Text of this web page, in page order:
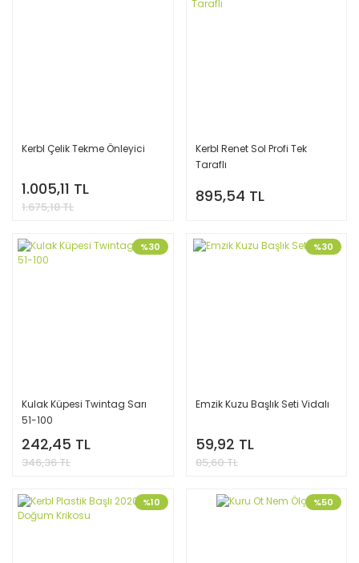
Kerbl Çelik Tekme Önleyici
1.005,11 TL
1.675,18 TL
Kerbl Renet Sol Profi Tek
Taraflı
895,54 TL
%30
Kulak Küpesi Twintag Sarı
51-100
242,45 TL
346,36 TL
%30
Emzik Kuzu Başlık Seti Vidalı
59,92 TL
85,60 TL
%10 %50